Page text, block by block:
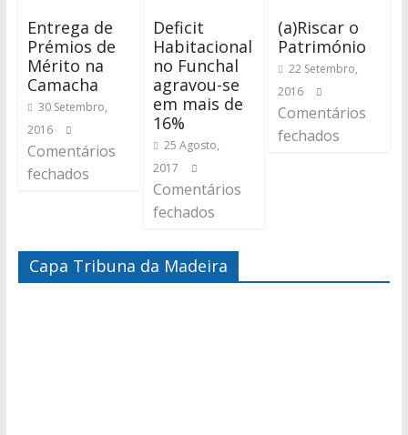
Entrega de
Prémios de
Mérito na
Camacha
30 Setembro,
2016
Comentários
fechados
Deficit
Habitacional
no Funchal
agravou-se
em mais de
16%
25 Agosto,
2017
Comentários
fechados
(a)Riscar o
Património
22 Setembro,
2016
Comentários
fechados
Capa Tribuna da Madeira